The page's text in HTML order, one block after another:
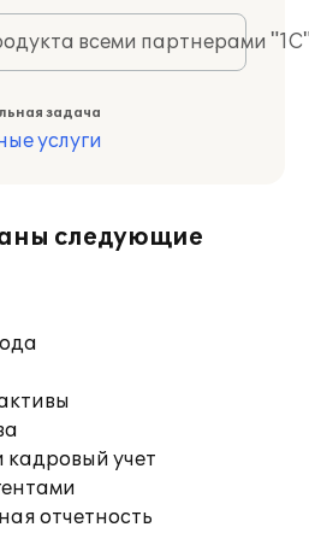
всеми партнерами
задача
услуги
следующие
кадровый учет
отчетность